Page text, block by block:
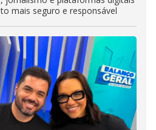
mais seguro e responsável